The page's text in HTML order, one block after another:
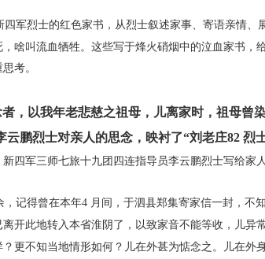
军烈士的红色家书，从烈士叙述家事、寄语亲情、
啥叫流血牺牲。这些写于烽火硝烟中的泣血家书，
考。
，以我年老悲慈之祖母，儿离家时，祖母曾
云鹏烈士对亲人的思念，映衬了“刘老庄82 烈
四军三师七旅十九团四连指导员李云鹏烈士写给家
记得曾在本年4 月间，于泗县郑集寄家信一封，不
开此地转入本省淮阴了，以致家音不能等收，儿异
更不知当地情形如何？儿在外甚为惦念之。儿在外